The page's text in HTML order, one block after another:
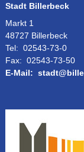
Stadt Billerbeck
Markt 1
48727 Billerbeck
Tel: 02543-73-0
Fax: 02543-73-50
E-Mail: